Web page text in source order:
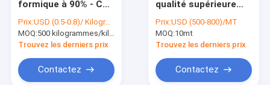
Initiateurs de peroxyde organique
Auxiliaires de teinture de textile
engrais organique d'acide aminé
formique à 90% - CAS
teinture et à la
finition des textiles
Prix:USD (0.5-0.8)/ Kilogram
MOQ:500 kilogrammes/kilogrammes
Trouvez les derniers prix
Contactez
qualité supérieure
Conservateur
organique et
régulateur du pH
Prix:USD (500-800)/MT
MOQ:10mt
Trouvez les derniers prix
Contactez